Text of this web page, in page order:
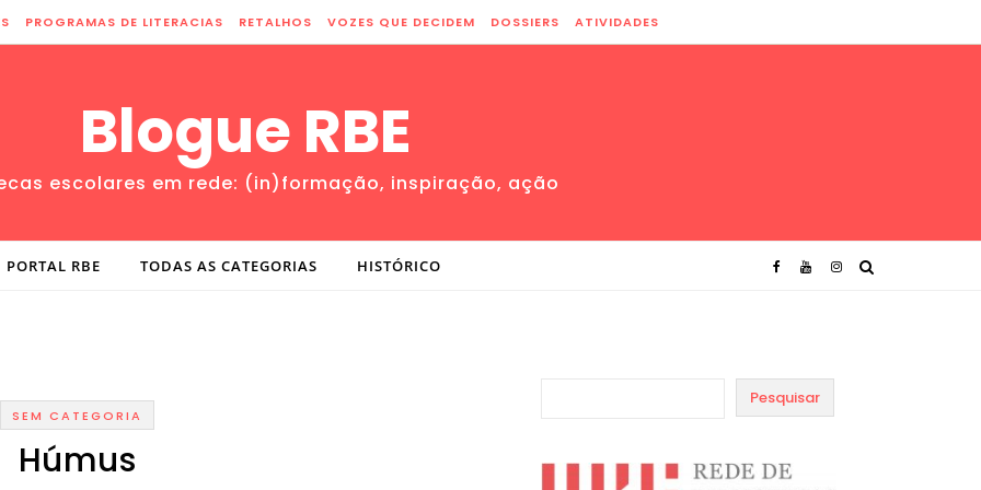
PROGRAMAS DE LITERACIAS RETALHOS VOZES QUE DECIDEM DOSSIERS ATIVIDADES
Blogue RBE
escolares em rede: (in)formação, inspiração, ação
PORTAL RBE TODAS AS CATEGORIAS HISTÓRICO
SEM CATEGORIA
Húmus
Pesquisar